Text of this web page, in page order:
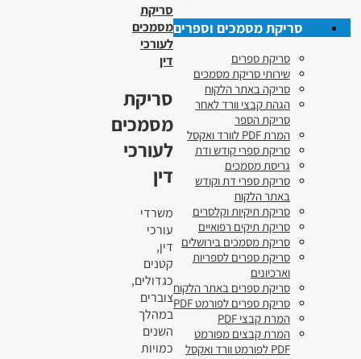
סריקת
מסמכים
לעורכי
דין
סריקת
מסמכים
לעורכי
דין
משרדי
עורכי
דין,
קטנים
כגדולים,
צוברים
במהלך
השנים
כמויות
סריקת מסמכים וספרים
סריקת ספרים
שירותי סריקת מסמכים
סריקה באתר הלקוח
הגהת קבצי וורד לאחר
סריקת הספר
המרת PDF לוורד ואקסל
סריקת ספרי קודש ודת
גריסת מסמכים
סריקת ספרי דת וקודש
באתר הלקוח
סריקת תיקיות וקלסרים
סריקת תיקים רפואיים
סריקת מסמכים בירושלים
סריקת ספרים לספריות
וארכיונים
סריקת ספרים באתר הלקוח
סריקת ספרים לפורמט PDF
המרת קבצי PDF
המרת קבצים מפורמט
PDF לפורמט וורד ואקסל